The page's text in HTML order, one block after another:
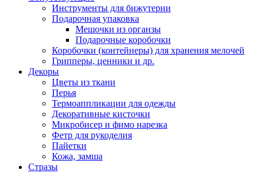
Инструменты для бижутерии
Подарочная упаковка
Мешочки из органзы
Подарочные коробочки
Коробочки (контейнеры) для хранения мелочей
Грипперы, ценники и др.
Декоры
Цветы из ткани
Перья
Термоаппликации для одежды
Декоративные кисточки
Микробисер и фимо нарезка
Фетр для рукоделия
Пайетки
Кожа, замша
Стразы